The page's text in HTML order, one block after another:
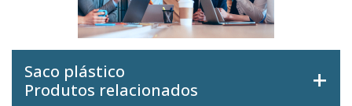
Saco plástico
Produtos relacionados